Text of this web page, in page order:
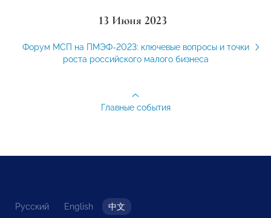
13 Июня 2023
Форум МСП на ПМЭФ-2023: ключевые вопросы и точки
роста российского малого бизнеса
Главные события
Русский English 中文